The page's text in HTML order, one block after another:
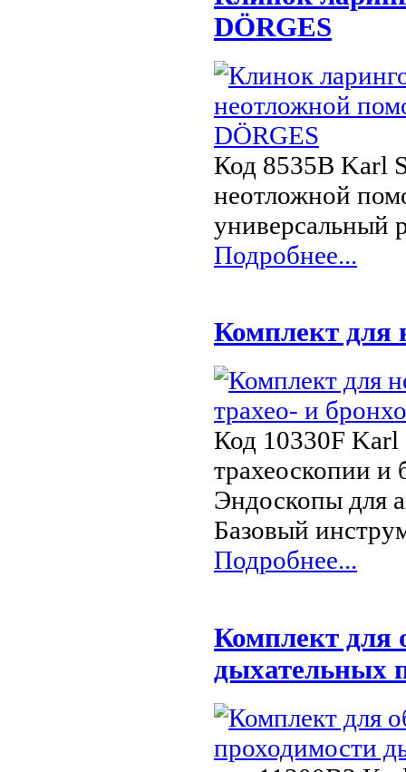
DÖRGES
Код 8535B Karl
неотложной
универсальный
Подробнее...
Комплект для
Код 10330F Karl
трахеоскопии и
Эндоскопы для
Базовый
Подробнее...
Комплект для
дыхательных